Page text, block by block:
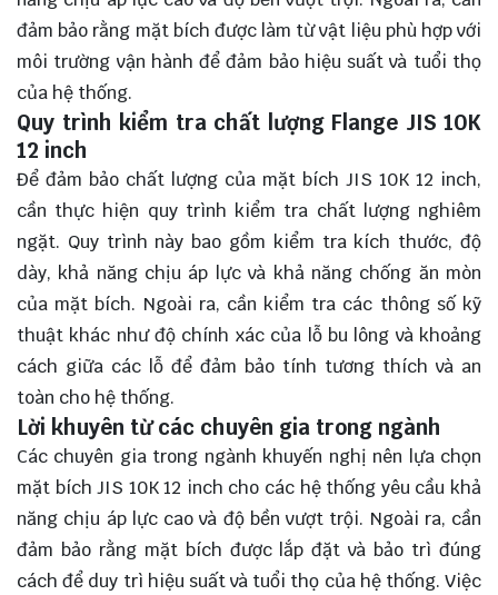
đảm bảo rằng mặt bích được làm từ vật liệu phù hợp với
môi trường vận hành để đảm bảo hiệu suất và tuổi thọ
của hệ thống.
Quy trình kiểm tra chất lượng Flange JIS 10K
12 inch
Để đảm bảo chất lượng của mặt bích JIS 10K 12 inch,
cần thực hiện quy trình kiểm tra chất lượng nghiêm
ngặt. Quy trình này bao gồm kiểm tra kích thước, độ
dày, khả năng chịu áp lực và khả năng chống ăn mòn
của mặt bích. Ngoài ra, cần kiểm tra các thông số kỹ
thuật khác như độ chính xác của lỗ bu lông và khoảng
cách giữa các lỗ để đảm bảo tính tương thích và an
toàn cho hệ thống.
Lời khuyên từ các chuyên gia trong ngành
Các chuyên gia trong ngành khuyến nghị nên lựa chọn
mặt bích JIS 10K 12 inch cho các hệ thống yêu cầu khả
năng chịu áp lực cao và độ bền vượt trội. Ngoài ra, cần
đảm bảo rằng mặt bích được lắp đặt và bảo trì đúng
cách để duy trì hiệu suất và tuổi thọ của hệ thống. Việc